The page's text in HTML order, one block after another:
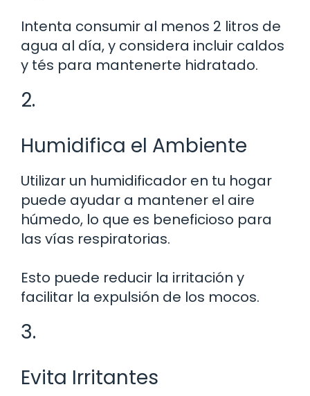
Intenta consumir al menos 2 litros de
agua al día, y considera incluir caldos
y tés para mantenerte hidratado.
2.
Humidifica el Ambiente
Utilizar un humidificador en tu hogar
puede ayudar a mantener el aire
húmedo, lo que es beneficioso para
las vías respiratorias.
Esto puede reducir la irritación y
facilitar la expulsión de los mocos.
3.
Evita Irritantes